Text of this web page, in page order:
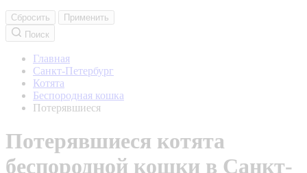
Сбросить
Применить
Поиск
Главная
Санкт-Петербург
Котята
Беспородная кошка
Потерявшиеся
Потерявшиеся котята
беспородной кошки в Санкт-